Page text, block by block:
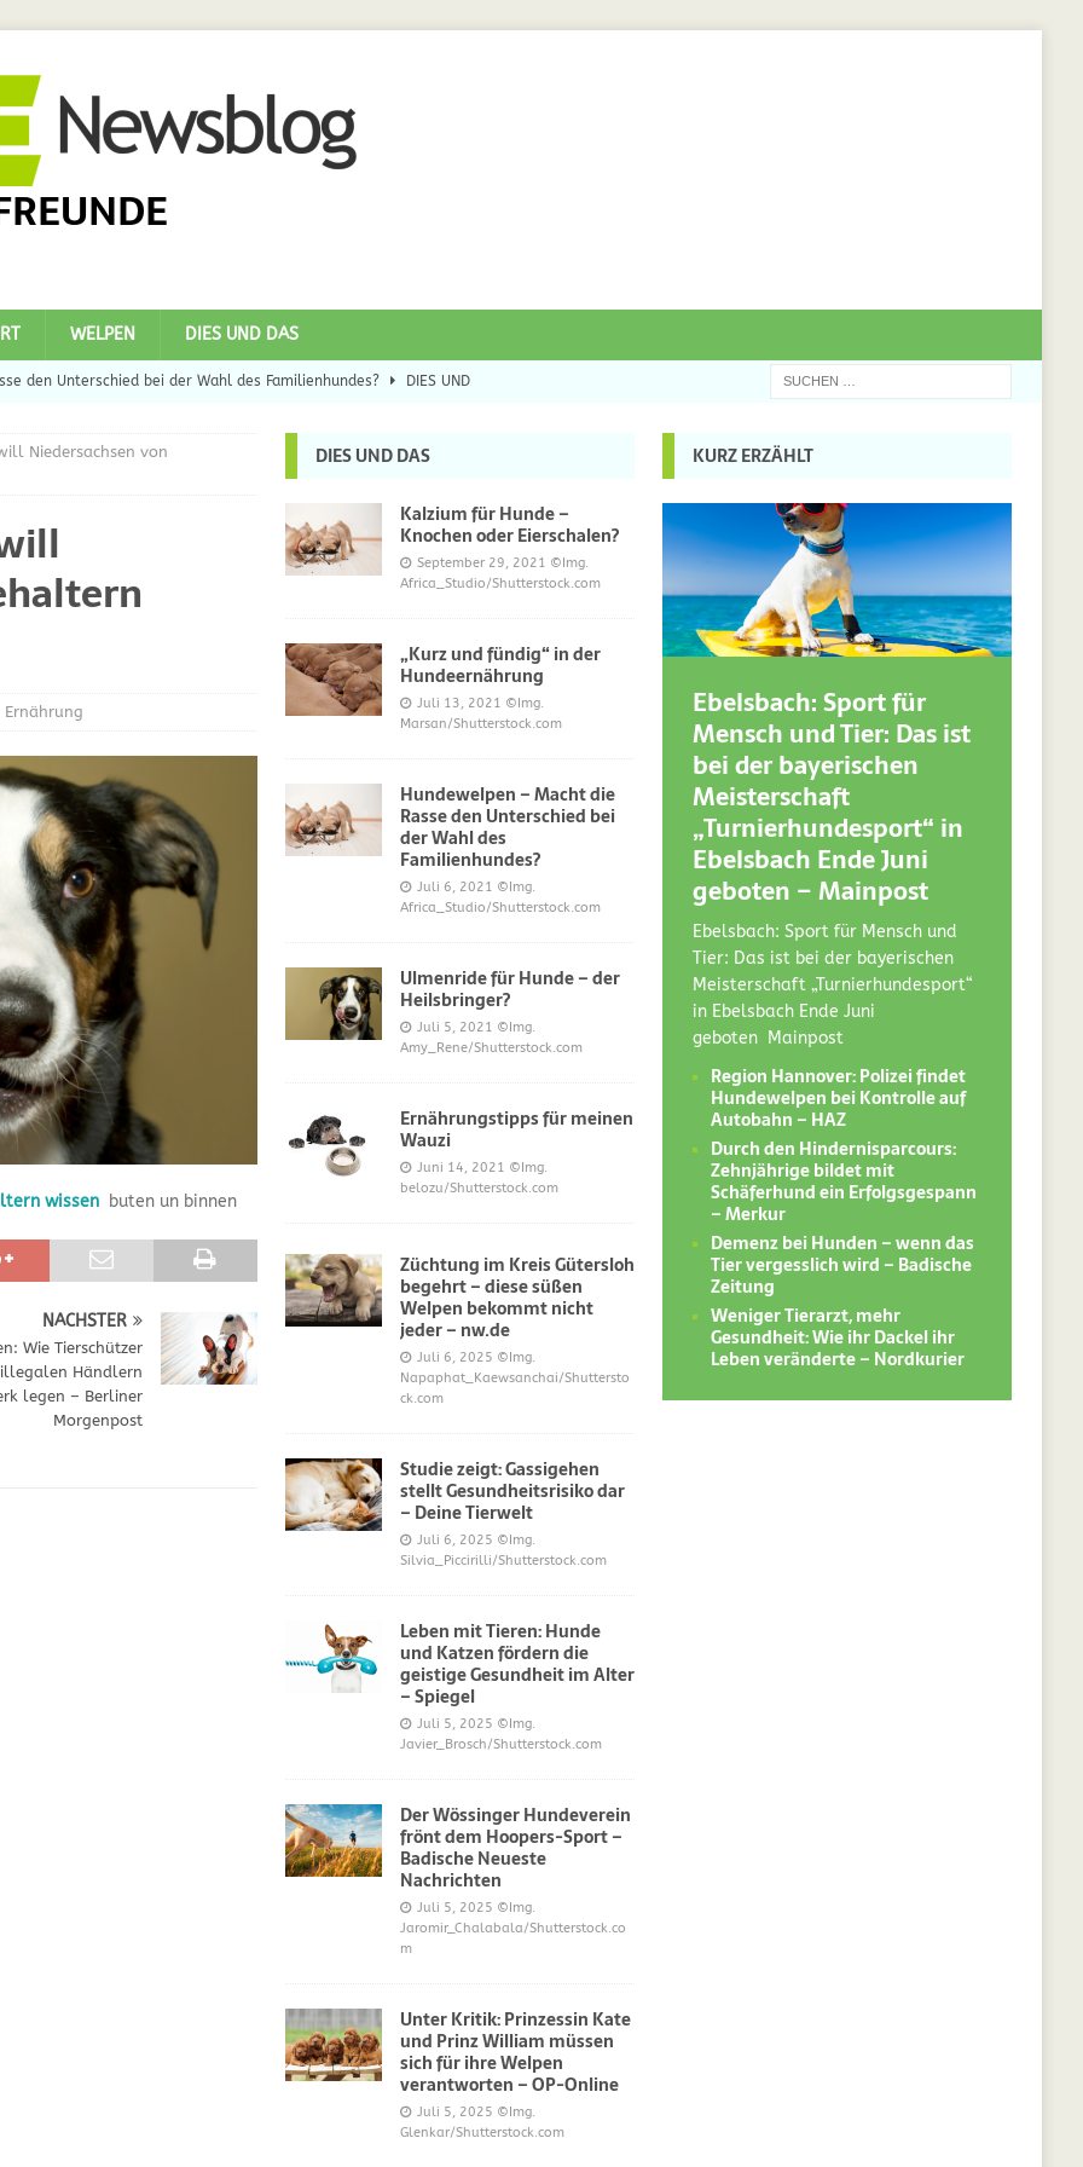
WELPEN DIES UND DAS
den Unterschied bei der Wahl des Familienhundes? DIES UND
UND DAS
neue Trend? DIES UND DAS
über Welpenfütterung bei Hunden gefragt haben
UND DAS
bei napfcheck-shop.de
und Junghunde auf napfcheck-shop.de DIES UND DAS
und Katze bei napfcheck-shop.de
Besucher on dogblogger.net DIES UND DAS
– diese süßen Welpen bekommt nicht jeder – nw.de
Gesundheitsrisiko dar – Deine Tierwelt GESUNDHEIT
Katzen fördern die geistige Gesundheit im Alter – Spiegel
dem Hoopers-Sport – Badische Neueste Nachrichten SPORT
Prinz William müssen sich für ihre Welpen verantworten – OP-
oder Eierschalen? DIES UND DAS
Niedersachsen von
Ernährung
wissen buten un binnen
NÄCHSTER
Wie Tierschützer
Händlern
legen – Berliner
Morgenpost
DIES UND DAS
Kalzium für Hunde –
Knochen oder Eierschalen?
September 29, 2021 ©Img.
Africa_Studio/Shutterstock.com
„Kurz und fündig“ in der
Hundeernährung
Juli 13, 2021 ©Img.
Marsan/Shutterstock.com
Hundewelpen – Macht die
Rasse den Unterschied bei
der Wahl des
Familienhundes?
Juli 6, 2021 ©Img.
Africa_Studio/Shutterstock.com
Ulmenride für Hunde – der
Heilsbringer?
Juli 5, 2021 ©Img.
Amy_Rene/Shutterstock.com
Ernährungstipps für meinen
Wauzi
Juni 14, 2021 ©Img.
belozu/Shutterstock.com
Züchtung im Kreis Gütersloh
begehrt – diese süßen
Welpen bekommt nicht
jeder – nw.de
Juli 6, 2025 ©Img.
Napaphat_Kaewsanchai/Shuttersto
ck.com
Studie zeigt: Gassigehen
stellt Gesundheitsrisiko dar
– Deine Tierwelt
Juli 6, 2025 ©Img.
Silvia_Piccirilli/Shutterstock.com
Leben mit Tieren: Hunde
und Katzen fördern die
geistige Gesundheit im Alter
– Spiegel
Juli 5, 2025 ©Img.
Javier_Brosch/Shutterstock.com
Der Wössinger Hundeverein
frönt dem Hoopers-Sport –
Badische Neueste
Nachrichten
Juli 5, 2025 ©Img.
Jaromir_Chalabala/Shutterstock.co
m
Unter Kritik: Prinzessin Kate
und Prinz William müssen
sich für ihre Welpen
verantworten – OP-Online
Juli 5, 2025 ©Img.
Glenkar/Shutterstock.com
KURZ ERZÄHLT
Ebelsbach: Sport für
Mensch und Tier: Das ist
bei der bayerischen
Meisterschaft
„Turnierhundesport“ in
Ebelsbach Ende Juni
geboten – Mainpost
Ebelsbach: Sport für Mensch und
Tier: Das ist bei der bayerischen
Meisterschaft „Turnierhundesport“
in Ebelsbach Ende Juni
geboten Mainpost
Region Hannover: Polizei findet
Hundewelpen bei Kontrolle auf
Autobahn – HAZ
Durch den Hindernisparcours:
Zehnjährige bildet mit
Schäferhund ein Erfolgsgespann
– Merkur
Demenz bei Hunden – wenn das
Tier vergesslich wird – Badische
Zeitung
Weniger Tierarzt, mehr
Gesundheit: Wie ihr Dackel ihr
Leben veränderte – Nordkurier